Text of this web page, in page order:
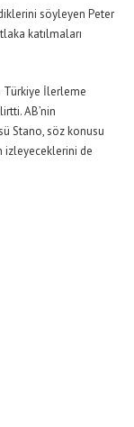
söyleyen Peter
katılmaları
Türkiye İlerleme
AB’nin
Stano, söz konusu
izleyeceklerini de